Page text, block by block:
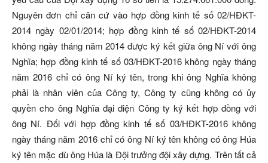
Nguyên đơn chỉ căn cứ vào hợp đồng kinh tế số 02/HĐKT-
2014 ngày 02/01/2014; hợp đồng kinh tế số 02/HĐKT-2014
không ngày tháng năm 2014 được ký kết giữa ông Ní với ông
Nghĩa; hợp đồng kinh tế số 03/HĐKT-2016 không ngày tháng
năm 2016 chỉ có ông Ní ký tên, trong khi ông Nghĩa không
phải là nhân viên của Công ty, Công ty cũng không có ủy
quyền cho ông Nghĩa đại diện Công ty ký kết hợp đồng với
ông Ní. Đối với hợp đồng kinh tế số 03/HĐKT-2016 không
ngày tháng năm 2016 chỉ có ông Ní ký tên không có ông Húa
ký tên mặc dù ông Húa là Đội trưởng đội xây dựng. Trên tất cả